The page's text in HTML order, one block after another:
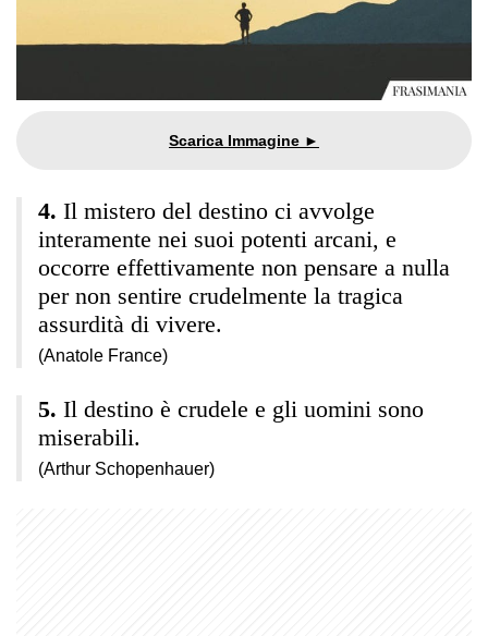
Il mistero del destino ci avvolge
interamente nei suoi potenti arcani, e
occorre effettivamente non pensare a nulla
per non sentire crudelmente la tragica
assurdità di vivere.
(Anatole France)
Il destino è crudele e gli uomini sono
miserabili.
(Arthur Schopenhauer)